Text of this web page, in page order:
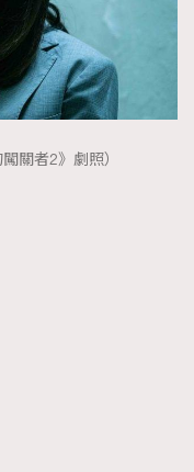
關者2》劇照）